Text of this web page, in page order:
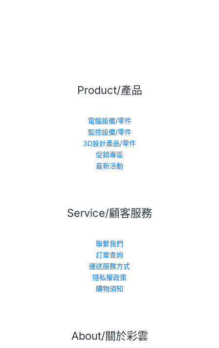
Product/產品
電腦設備/零件
監控設備/零件
3D設計產品/零件
促銷專區
最新活動
Service/顧客服務
聯繫我們
訂單查詢
運送服務方式
隱私權政策
購物須知
About/關於彩雲